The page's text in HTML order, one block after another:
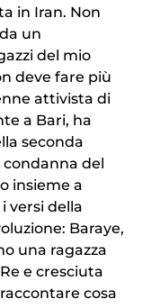
in Iran. Non
un
del mio
deve fare più
attivista di
a Bari, ha
seconda
del
insieme a
versi della
Baraye,
una ragazza
e cresciuta
cosa